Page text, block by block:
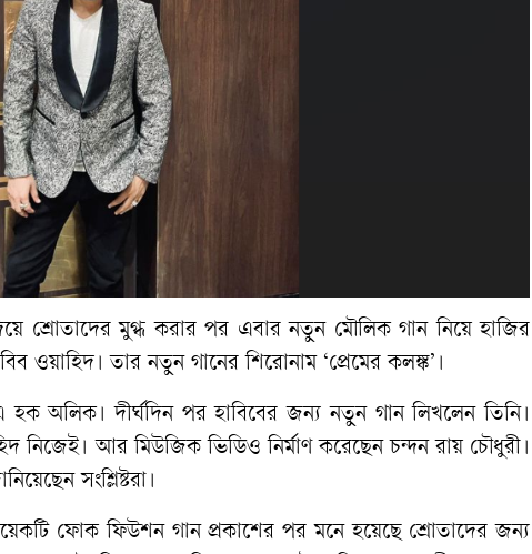
শ্রোতাদের মুগ্ধ করার পর এবার নতুন মৌলিক গান নিয়ে হাজির
ওয়াহিদ। তার নতুন গানের শিরোনাম ‘প্রেমের কলঙ্ক’।
হক অলিক। দীর্ঘদিন পর হাবিবের জন্য নতুন গান লিখলেন তিনি।
নিজেই। আর মিউজিক ভিডিও নির্মাণ করেছেন চন্দন রায় চৌধুরী।
সংশ্লিষ্টরা।
ফোক ফিউশন গান প্রকাশের পর মনে হয়েছে শ্রোতাদের জন্য